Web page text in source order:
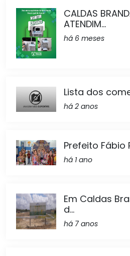
CALDAS
ATENDIM...
há 6 meses
Lista dos
há 2 anos
Prefeito Fábio
há 1 ano
Em Caldas
d...
há 7 anos